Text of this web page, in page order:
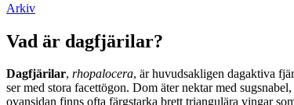
Arkiv
Vad är dagfjärilar?
Dagfjärilar, rhopalocera, är huvudsakligen dagaktiva
ser med stora facettögon. Dom äter nektar med
ovansidan finns ofta färgstarka brett triangulära vingar